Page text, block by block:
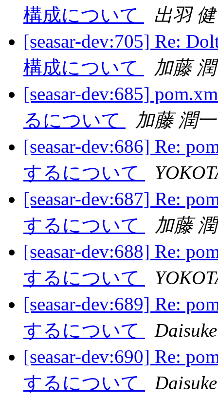
構成について
出羽
[seasar-dev:705] Re:
構成について
加藤
[seasar-dev:685]
るについて
加藤 潤一
[seasar-dev:686] Re:
するについて
[seasar-dev:687] Re:
するについて
加藤
[seasar-dev:688] Re:
するについて
[seasar-dev:689] Re:
するについて
[seasar-dev:690] Re:
するについて